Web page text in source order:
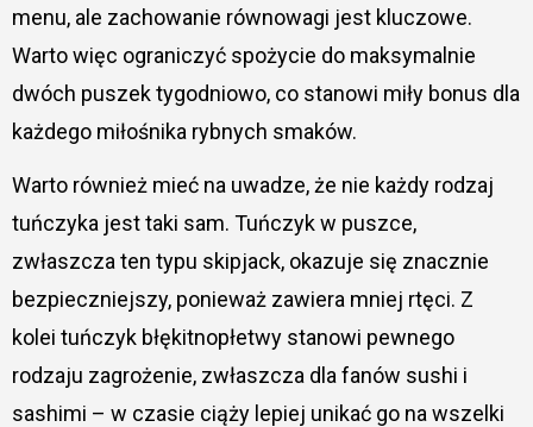
menu, ale zachowanie równowagi jest kluczowe.
Warto więc ograniczyć spożycie do maksymalnie
dwóch puszek tygodniowo, co stanowi miły bonus dla
każdego miłośnika rybnych smaków.
Warto również mieć na uwadze, że nie każdy rodzaj
tuńczyka jest taki sam. Tuńczyk w puszce,
zwłaszcza ten typu skipjack, okazuje się znacznie
bezpieczniejszy, ponieważ zawiera mniej rtęci. Z
kolei tuńczyk błękitnopłetwy stanowi pewnego
rodzaju zagrożenie, zwłaszcza dla fanów sushi i
sashimi – w czasie ciąży lepiej unikać go na wszelki